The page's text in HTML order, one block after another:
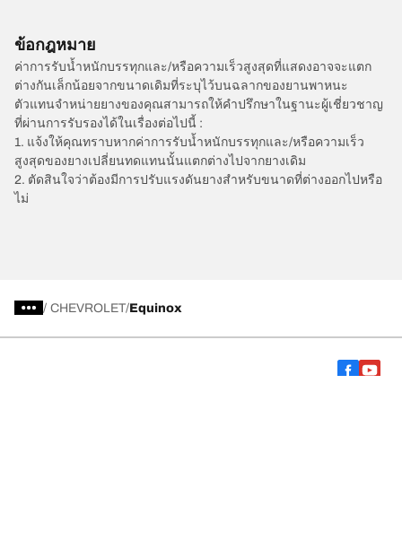
ข้อกฎหมาย
ค่าการรับน้ำหนักบรรทุกและ/หรือความเร็วสูงสุดที่แสดงอาจจะแตก
ต่างกันเล็กน้อยจากขนาดเดิมที่ระบุไว้บนฉลากของยานพาหนะ
ตัวแทนจำหน่ายยางของคุณสามารถให้คำปรึกษาในฐานะผู้เชี่ยวชาญ
ที่ผ่านการรับรองได้ในเรื่องต่อไปนี้ :
1. แจ้งให้คุณทราบหากค่าการรับน้ำหนักบรรทุกและ/หรือความเร็ว
สูงสุดของยางเปลี่ยนทดแทนนั้นแตกต่างไปจากยางเดิม
2. ตัดสินใจว่าต้องมีการปรับแรงดันยางสำหรับขนาดที่ต่างออกไปหรือ
ไม่
/ CHEVROLET Equinox